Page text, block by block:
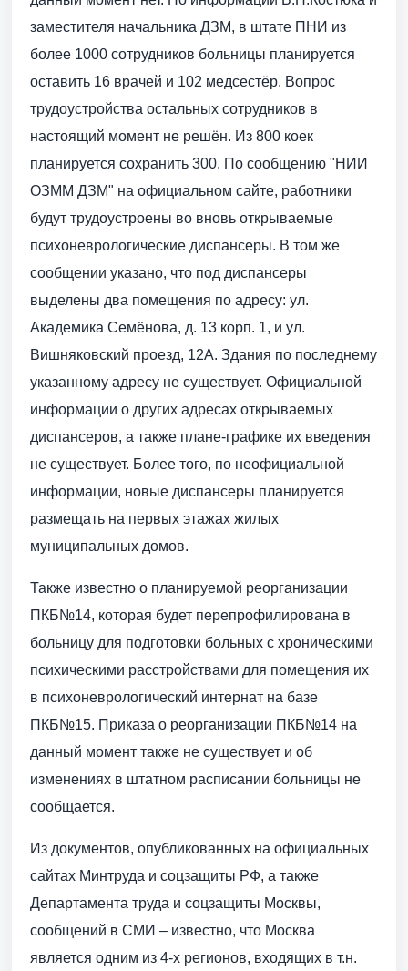
заместителя начальника ДЗМ, в штате ПНИ из
более 1000 сотрудников больницы планируется
оставить 16 врачей и 102 медсестёр. Вопрос
трудоустройства остальных сотрудников в
настоящий момент не решён. Из 800 коек
планируется сохранить 300. По сообщению "НИИ
ОЗММ ДЗМ" на официальном сайте, работники
будут трудоустроены во вновь открываемые
психоневрологические диспансеры. В том же
сообщении указано, что под диспансеры
выделены два помещения по адресу: ул.
Академика Семёнова, д. 13 корп. 1, и ул.
Вишняковский проезд, 12А. Здания по последнему
указанному адресу не существует. Официальной
информации о других адресах открываемых
диспансеров, а также плане-графике их введения
не существует. Более того, по неофициальной
информации, новые диспансеры планируется
размещать на первых этажах жилых
муниципальных домов.
Также известно о планируемой реорганизации
ПКБ№14, которая будет перепрофилирована в
больницу для подготовки больных с хроническими
психическими расстройствами для помещения их
в психоневрологический интернат на базе
ПКБ№15. Приказа о реорганизации ПКБ№14 на
данный момент также не существует и об
изменениях в штатном расписании больницы не
сообщается.
Из документов, опубликованных на официальных
сайтах Минтруда и соцзащиты РФ, а также
Департамента труда и соцзащиты Москвы,
сообщений в СМИ – известно, что Москва
является одним из 4-х регионов, входящих в т.н.